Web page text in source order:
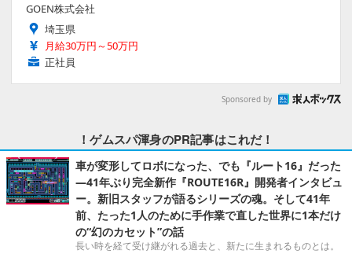
GOEN株式会社
埼玉県
月給30万円～50万円
正社員
Sponsored by
！ゲムスパ渾身のPR記事はこれだ！
車が変形してロボになった、でも『ルート16』だった
―41年ぶり完全新作『ROUTE16R』開発者インタビュ
ー。新旧スタッフが語るシリーズの魂。そして41年
前、たった1人のために手作業で直した世界に1本だけ
の“幻のカセット”の話
長い時を経て受け継がれる過去と、新たに生まれるものとは。